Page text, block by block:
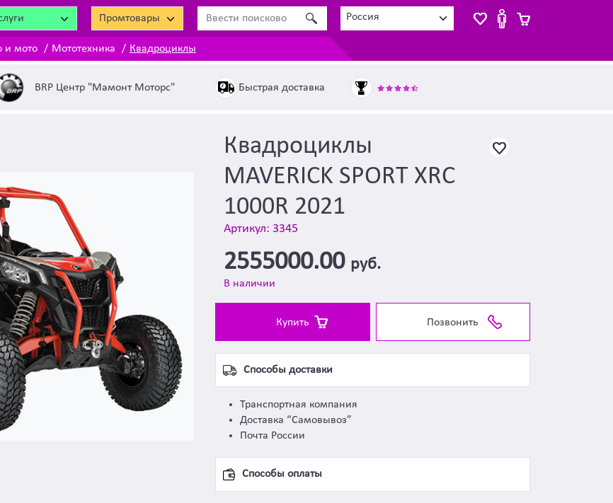
Промтовары Россия
и мото Мототехника Квадроциклы
BRP Центр "Мамонт Моторс" Быстрая доставка
Квадроциклы
MAVERICK SPORT XRC
1000R 2021
Артикул: 3345
2555000.00 руб.
В наличии
Купить Позвонить
Способы доставки
Транспортная компания
Доставка “Самовывоз”
Почта России
Способы оплаты